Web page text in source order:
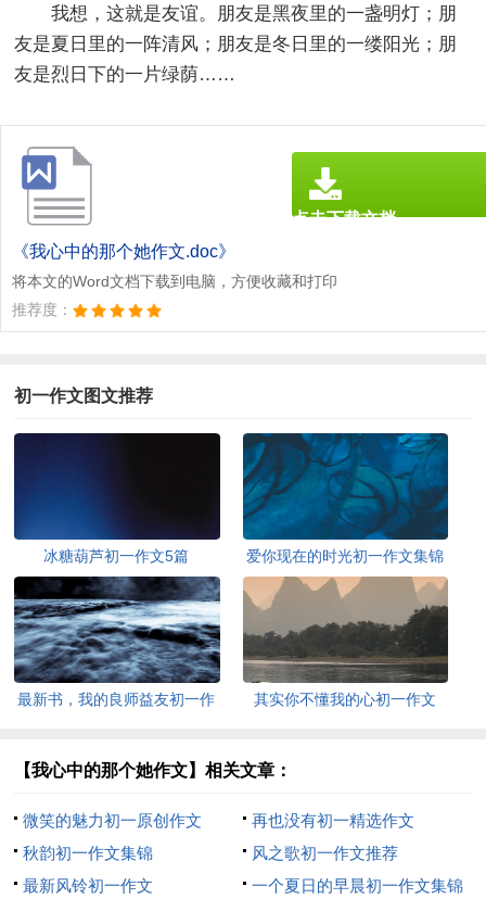
我想，这就是友谊。朋友是黑夜里的一盏明灯；朋
友是夏日里的一阵清风；朋友是冬日里的一缕阳光；朋
友是烈日下的一片绿荫……
《我心中的那个她作文.doc》
将本文的Word文档下载到电脑，方便收藏和打印
推荐度：
点击下载文档
初一作文图文推荐
冰糖葫芦初一作文5篇 爱你现在的时光初一作文集锦
最新书，我的良师益友初一作
其实你不懂我的心初一作文
【我心中的那个她作文】相关文章：
微笑的魅力初一原创作文
再也没有初一精选作文
秋韵初一作文集锦
风之歌初一作文推荐
最新风铃初一作文
一个夏日的早晨初一作文集锦